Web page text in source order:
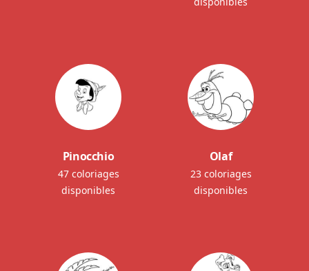
Pinocchio
47 coloriages
disponibles
Olaf
23 coloriages
disponibles